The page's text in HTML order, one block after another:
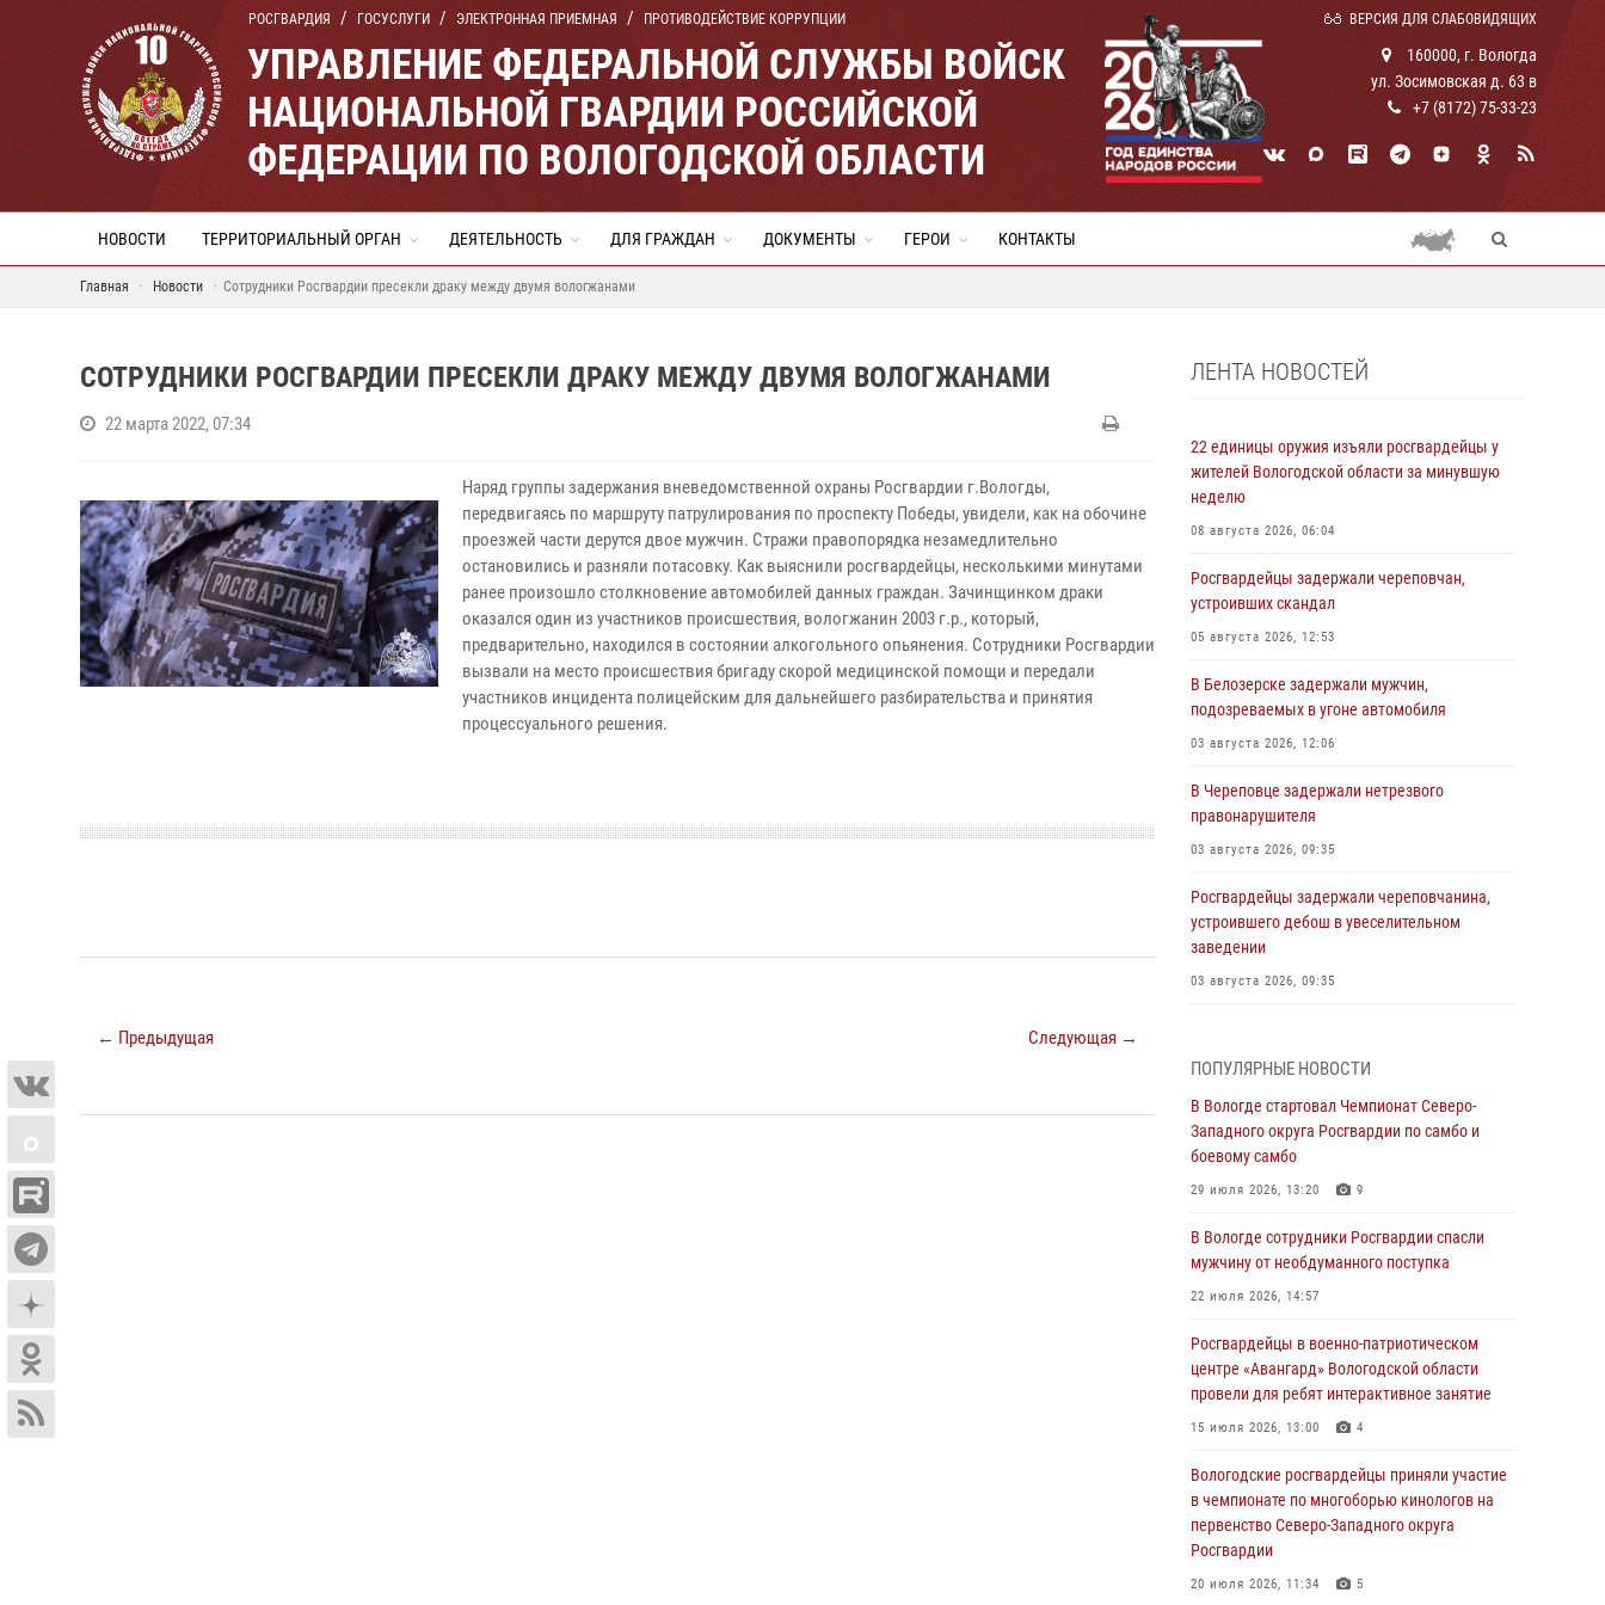
РОСГВАРДИЯ ГОСУСЛУГИ ЭЛЕКТРОННАЯ ПРИЕМНАЯ ПРОТИВОДЕЙСТВИЕ КОРРУПЦИИ ВЕРСИЯ ДЛЯ СЛАБОВИДЯЩИХ
УПРАВЛЕНИЕ ФЕДЕРАЛЬНОЙ СЛУЖБЫ ВОЙСК
НАЦИОНАЛЬНОЙ ГВАРДИИ РОССИЙСКОЙ
ФЕДЕРАЦИИ ПО ВОЛОГОДСКОЙ ОБЛАСТИ
160000, г. Вологда
ул. Зосимовская д. 63 в
+7 (8172) 75-33-23
НОВОСТИ ТЕРРИТОРИАЛЬНЫЙ ОРГАН ДЕЯТЕЛЬНОСТЬ ДЛЯ ГРАЖДАН ДОКУМЕНТЫ ГЕРОИ КОНТАКТЫ
Главная Новости Сотрудники Росгвардии пресекли драку между двумя вологжанами
СОТРУДНИКИ РОСГВАРДИИ ПРЕСЕКЛИ ДРАКУ МЕЖДУ ДВУМЯ ВОЛОГЖАНАМИ
22 марта 2022, 07:34
Наряд группы задержания вневедомственной охраны Росгвардии г.Вологды,
передвигаясь по маршруту патрулирования по проспекту Победы, увидели, как на обочине
проезжей части дерутся двое мужчин. Стражи правопорядка незамедлительно
остановились и разняли потасовку. Как выяснили росгвардейцы, несколькими минутами
ранее произошло столкновение автомобилей данных граждан. Зачинщинком драки
оказался один из участников происшествия, вологжанин 2003 г.р., который,
предварительно, находился в состоянии алкогольного опьянения. Сотрудники Росгвардии
вызвали на место происшествия бригаду скорой медицинской помощи и передали
участников инцидента полицейским для дальнейшего разбирательства и принятия
процессуального решения.
← Предыдущая Следующая →
ЛЕНТА НОВОСТЕЙ
22 единицы оружия изъяли росгвардейцы у
жителей Вологодской области за минувшую
неделю
08 августа 2026, 06:04
Росгвардейцы задержали череповчан,
устроивших скандал
05 августа 2026, 12:53
В Белозерске задержали мужчин,
подозреваемых в угоне автомобиля
03 августа 2026, 12:06
В Череповце задержали нетрезвого
правонарушителя
03 августа 2026, 09:35
Росгвардейцы задержали череповчанина,
устроившего дебош в увеселительном
заведении
03 августа 2026, 09:35
магазина
03 августа 2026, 09:34
В Вологде определились победители и
призеры Чемпионатов Северо-Западного
самбо
03 августа 2026, 08:54 8 1
ВНЕВЕДОМСТВЕННОЙ ОХРАНЫ РОСГВАРДИИ
В ВОЛОГОДСКОЙ ОБЛАСТИ ЗАДЕРЖАНО 23
ПРАВОНАРУШИТЕЛЯ
02 августа 2026, 10:37
Росгвардейцы в г. Соколе задержали
несовершеннолетнего нарушителя
на питбайке
31 июля 2026, 06:43
ПОПУЛЯРНЫЕ НОВОСТИ
В Вологде стартовал Чемпионат Северо-
Западного округа Росгвардии по самбо и
боевому самбо
29 июля 2026, 13:20 9
В Вологде сотрудники Росгвардии спасли
мужчину от необдуманного поступка
22 июля 2026, 14:57
Росгвардейцы в военно-патриотическом
центре «Авангард» Вологодской области
провели для ребят интерактивное занятие
15 июля 2026, 13:00 4
Вологодские росгвардейцы приняли участие
в чемпионате по многоборью кинологов на
первенство Северо-Западного округа
Росгвардии
20 июля 2026, 11:34 5